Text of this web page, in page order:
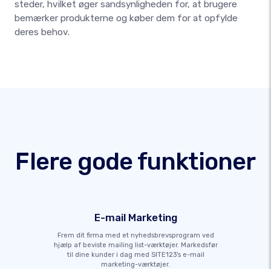
steder, hvilket øger sandsynligheden for, at brugere
bemærker produkterne og køber dem for at opfylde
deres behov.
Flere gode funktioner
E-mail Marketing
Frem dit firma med et nyhedsbrevsprogram ved
hjælp af beviste mailing list-værktøjer. Markedsfør
til dine kunder i dag med SITE123's e-mail
marketing-værktøjer.